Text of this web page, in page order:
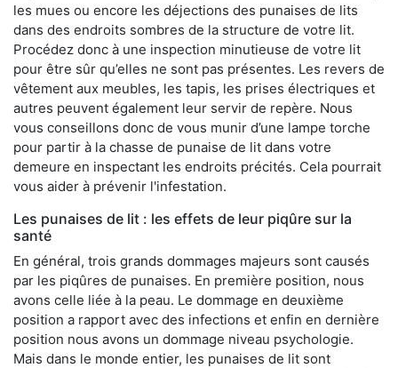
les mues ou encore les déjections des punaises de lits
dans des endroits sombres de la structure de votre lit.
Procédez donc à une inspection minutieuse de votre lit
pour être sûr qu’elles ne sont pas présentes. Les revers de
vêtement aux meubles, les tapis, les prises électriques et
autres peuvent également leur servir de repère. Nous
vous conseillons donc de vous munir d’une lampe torche
pour partir à la chasse de punaise de lit dans votre
demeure en inspectant les endroits précités. Cela pourrait
vous aider à prévenir l'infestation.
Les punaises de lit : les effets de leur piqûre sur la
santé
En général, trois grands dommages majeurs sont causés
par les piqûres de punaises. En première position, nous
avons celle liée à la peau. Le dommage en deuxième
position a rapport avec des infections et enfin en dernière
position nous avons un dommage niveau psychologie.
Mais dans le monde entier, les punaises de lit sont